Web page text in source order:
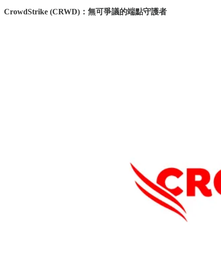
CrowdStrike (CRWD)：無可爭議的端點守護者